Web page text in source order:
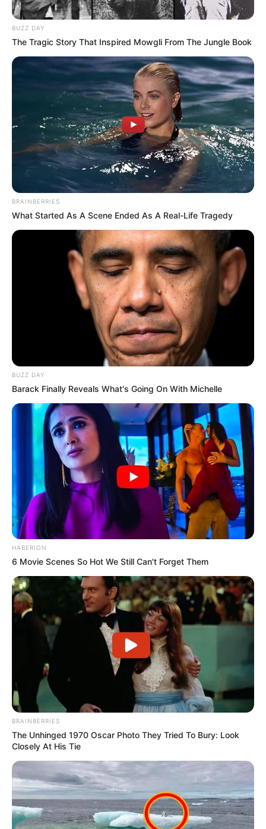
BUZZ DAY
The Tragic Story That Inspired Mowgli From The Jungle Book
BRAINBERRIES
What Started As A Scene Ended As A Real-Life Tragedy
BUZZ DAY
Barack Finally Reveals What's Going On With Michelle
HABERION
6 Movie Scenes So Hot We Still Can't Forget Them
BRAINBERRIES
The Unhinged 1970 Oscar Photo They Tried To Bury: Look
Closely At His Tie